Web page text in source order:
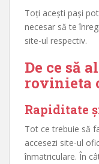
Toți acești pași
necesar să te
site-ul respectiv.
De ce să
rovinieta
Rapiditate
Tot ce trebuie să
accesezi site-ul
înmatriculare. În